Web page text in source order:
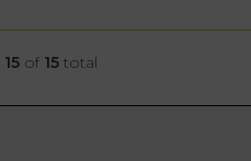
15of 15total